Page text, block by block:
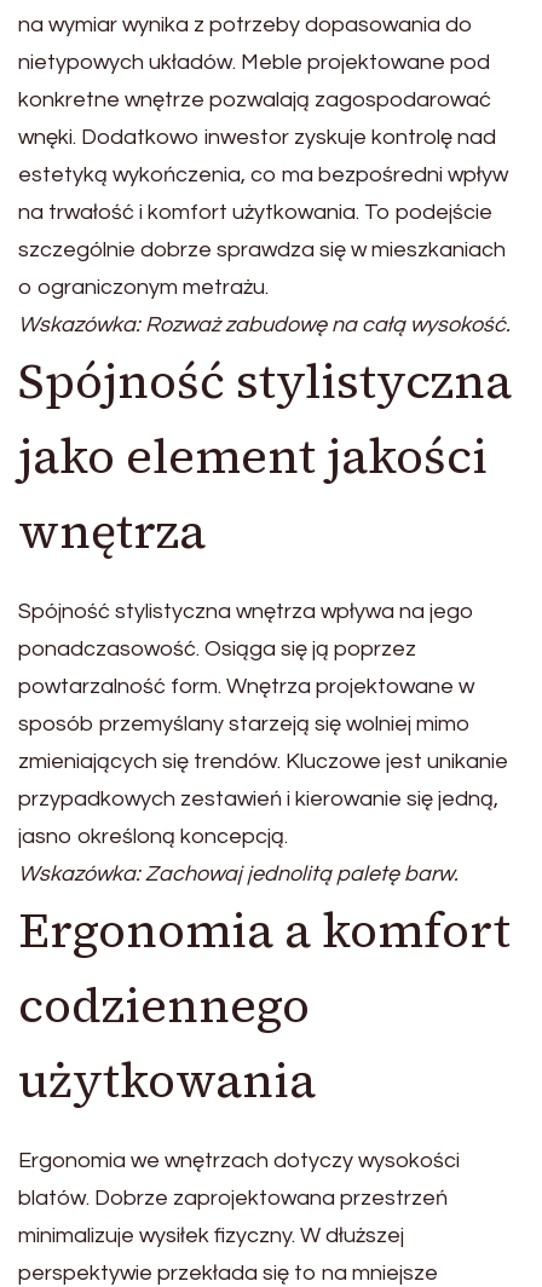
na wymiar wynika z potrzeby dopasowania do
nietypowych układów. Meble projektowane pod
konkretne wnętrze pozwalają zagospodarować
wnęki. Dodatkowo inwestor zyskuje kontrolę nad
estetyką wykończenia, co ma bezpośredni wpływ
na trwałość i komfort użytkowania. To podejście
szczególnie dobrze sprawdza się w mieszkaniach
o ograniczonym metrażu.
Wskazówka: Rozważ zabudowę na całą wysokość.
Spójność stylistyczna
jako element jakości
wnętrza
Spójność stylistyczna wnętrza wpływa na jego
ponadczasowość. Osiąga się ją poprzez
powtarzalność form. Wnętrza projektowane w
sposób przemyślany starzeją się wolniej mimo
zmieniających się trendów. Kluczowe jest unikanie
przypadkowych zestawień i kierowanie się jedną,
jasno określoną koncepcją.
Wskazówka: Zachowaj jednolitą paletę barw.
Ergonomia a komfort
codziennego
użytkowania
Ergonomia we wnętrzach dotyczy wysokości
blatów. Dobrze zaprojektowana przestrzeń
minimalizuje wysiłek fizyczny. W dłuższej
perspektywie przekłada się to na mniejsze